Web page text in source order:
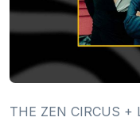
THE ZEN CIRCUS